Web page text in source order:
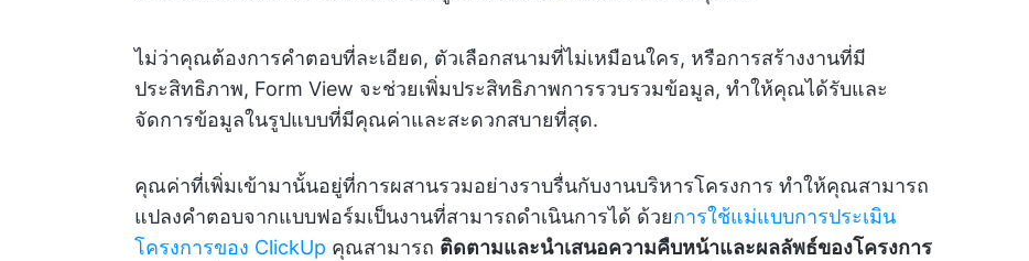
ไม่ว่าคุณต้องการคำตอบที่ละเอียด, ตัวเลือกสนามที่ไม่เหมือนใคร, หรือการสร้างงานที่มี
ประสิทธิภาพ, Form View จะช่วยเพิ่มประสิทธิภาพการรวบรวมข้อมูล, ทำให้คุณได้รับและ
จัดการข้อมูลในรูปแบบที่มีคุณค่าและสะดวกสบายที่สุด.
คุณค่าที่เพิ่มเข้ามานั้นอยู่ที่การผสานรวมอย่างราบรื่นกับงานบริหารโครงการ ทำให้คุณสามารถ
แปลงคำตอบจากแบบฟอร์มเป็นงานที่สามารถดำเนินการได้ ด้วยการใช้แม่แบบการประเมิน
โครงการของ ClickUp คุณสามารถ ติดตามและนำเสนอความคืบหน้าและผลลัพธ์ของโครงการ